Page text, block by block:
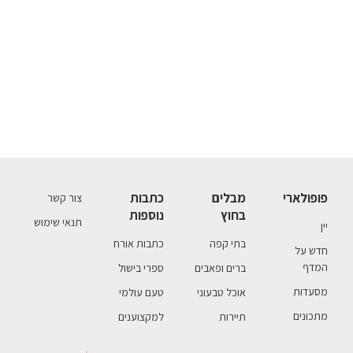
פופולארי
יין
חדש על
המדף
מסעדות
מתכונים
מבלים
בחוץ
בתי קפה
ברים ופאבים
אוכל טבעוני
תיירות
כתבות
נוספות
כתבות אורח
ספרי בישול
טעם עולמי
למקצוענים
צור קשר
תנאי שימוש